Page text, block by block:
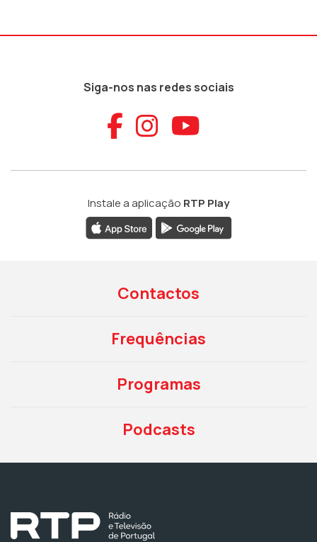
Siga-nos nas redes sociais
Aceder ao
Aceder ao
Aceder
Instale a aplicação RTP Play
Contactos
Frequências
Programas
Podcasts